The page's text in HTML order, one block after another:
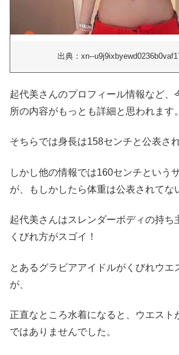
出典：xn--
起代美さんのプロフィール情報など、
所の内容がもっとも詳細と思われます。
そちらでは身長は158センチと公表され
しかし他の情報では160センチという
が、もしかしたら体重は公表されてな
起代美さんはスレンダーボディの持ち
くびれ方がスゴイ！
とあるグラビアアイドルがくびれウエ
が、
正直なところ水着になると、ウエスト
ではありませんでした。